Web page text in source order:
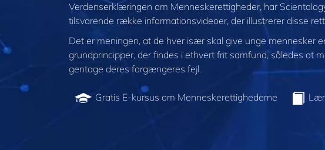
Verdenserklæringen om Menneskerettigheder, har
tilsvarende række informationsvideoer, der illustrerer disse
Det er meningen, at de hver især skal give unge mennesker
grundprincipper, der findes i ethvert frit samfund, således at
gentage deres forgængeres fejl.
Gratis E-kursus om Menneskerettighederne Lær